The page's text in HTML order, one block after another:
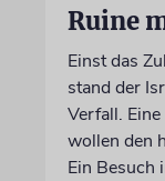
Ruine
Einst das
stand der
Verfall.
wollen den
Ein Besuch